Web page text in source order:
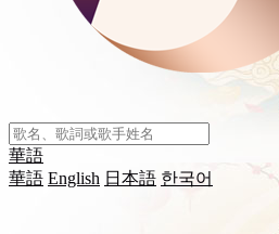
華語
華語 English 日本語 한국어